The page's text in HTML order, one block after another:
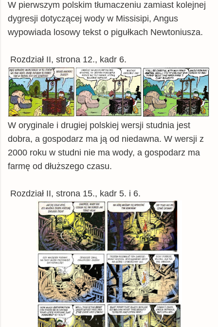
W pierwszym polskim tłumaczeniu zamiast kolejnej
dygresji dotyczącej wody w Missisipi, Angus
wypowiada losowy tekst o pigułkach Newtoniusza.
Rozdział II, strona 12., kadr 6.
W oryginale i drugiej polskiej wersji studnia jest
dobra, a gospodarz ma ją od niedawna. W wersji z
2000 roku w studni nie ma wody, a gospodarz ma
farmę od dłuższego czasu.
Rozdział II, strona 15., kadr 5. i 6.